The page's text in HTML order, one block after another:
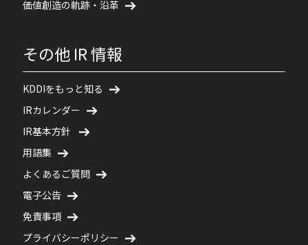
価値創造の軌跡・沿革
その他 IR 情報
KDDIをもっと知る
IRカレンダー
IR基本方針
用語集
よくあるご質問
電子公告
免責事項
プライバシーポリシー